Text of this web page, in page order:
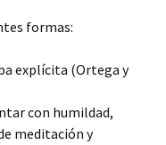
formas:
explícita (Ortega y
con humildad,
meditación y